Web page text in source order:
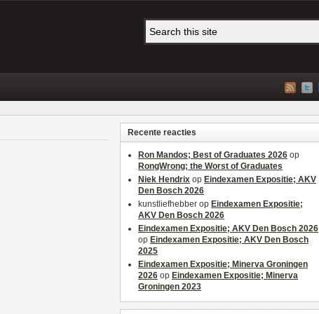
Recente reacties
Ron Mandos; Best of Graduates 2026 op
RongWrong; the Worst of Graduates
Niek Hendrix op Eindexamen Expositie; AKV
Den Bosch 2026
kunstliefhebber op Eindexamen Expositie;
AKV Den Bosch 2026
Eindexamen Expositie; AKV Den Bosch 2026
op Eindexamen Expositie; AKV Den Bosch
2025
Eindexamen Expositie; Minerva Groningen
2026 op Eindexamen Expositie; Minerva
Groningen 2023